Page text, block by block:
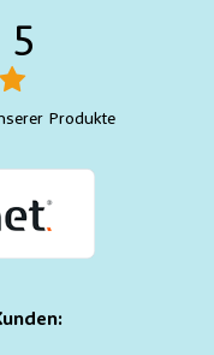
5
Produkte